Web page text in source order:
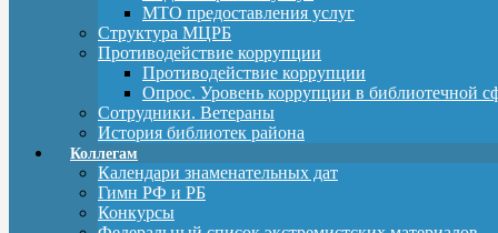
МТО предоставления услуг
Структура МЦРБ
Противодействие коррупции
Противодействие коррупции
Опрос. Уровень коррупции в библиотечной
Сотрудники. Ветераны
История библиотек района
Коллегам
Календари знаменательных дат
Гимн РФ и РБ
Конкурсы